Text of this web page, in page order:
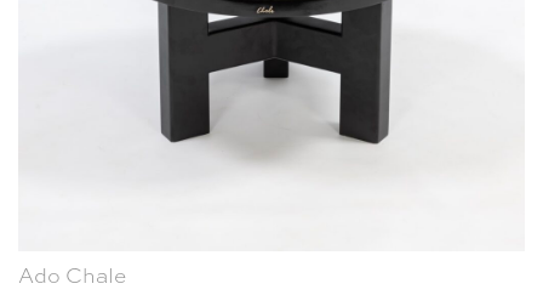
Ado Chale